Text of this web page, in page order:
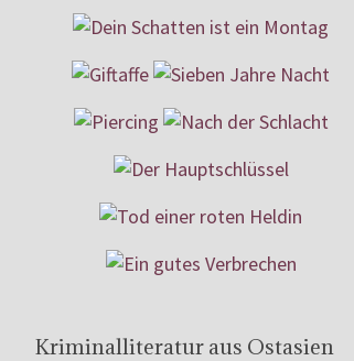
Kriminalliteratur aus Ostasien